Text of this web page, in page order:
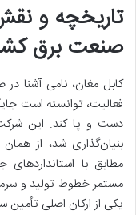
تاریخچه و
صنعت برق
کابل مغان، نامی آشنا
فعالیت، توانسته است
بنیان‌گذاری شد، از
مطابق با
مستمر خطوط تولید و
یکی از ارکان اصلی